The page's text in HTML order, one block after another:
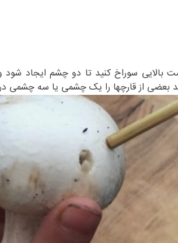
بالایی سوراخ کنید تا دو چشم ایجاد
بعضی از قارچها را یک چشمی یا سه چشمی